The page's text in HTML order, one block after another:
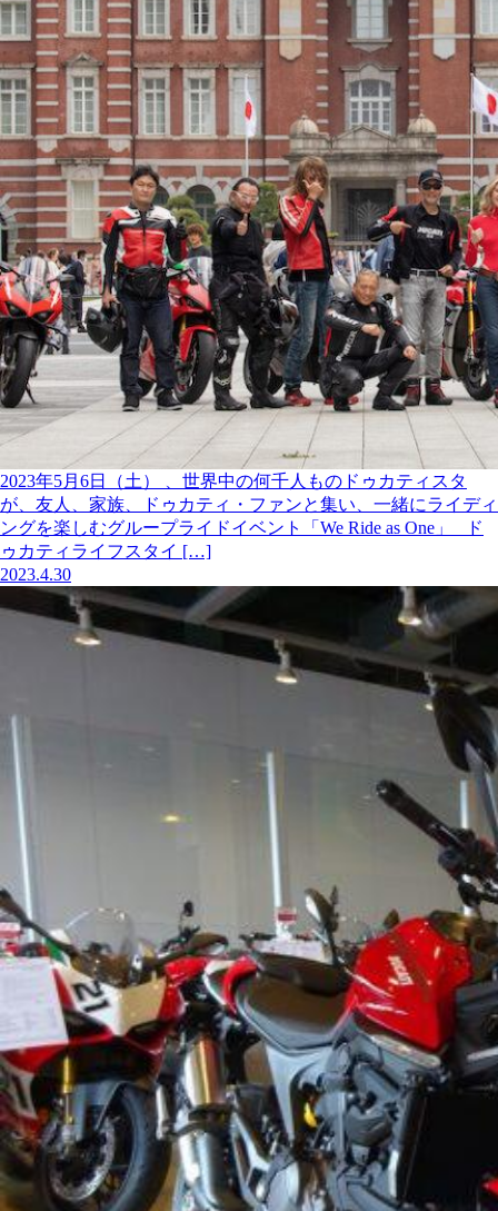
2023年5月6日（土） 、世界中の何千人ものドゥカティスタ
が、友人、家族、ドゥカティ・ファンと集い、一緒にライディ
ングを楽しむグループライドイベント「We Ride as One」 ド
ゥカティライフスタイ […]
2023.4.30